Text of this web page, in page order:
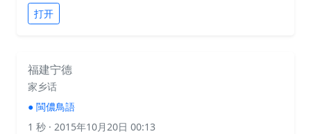
打开
福建宁德
家乡话
● 閩儂鳥語
1 秒 · 2015年10月20日 00:13